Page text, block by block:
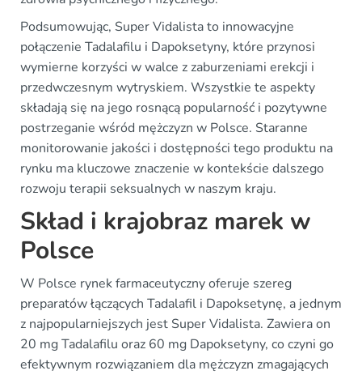
Podsumowując, Super Vidalista to innowacyjne
połączenie Tadalafilu i Dapoksetyny, które przynosi
wymierne korzyści w walce z zaburzeniami erekcji i
przedwczesnym wytryskiem. Wszystkie te aspekty
składają się na jego rosnącą popularność i pozytywne
postrzeganie wśród mężczyzn w Polsce. Staranne
monitorowanie jakości i dostępności tego produktu na
rynku ma kluczowe znaczenie w kontekście dalszego
rozwoju terapii seksualnych w naszym kraju.
Skład i krajobraz marek w
Polsce
W Polsce rynek farmaceutyczny oferuje szereg
preparatów łączących Tadalafil i Dapoksetynę, a jednym
z najpopularniejszych jest Super Vidalista. Zawiera on
20 mg Tadalafilu oraz 60 mg Dapoksetyny, co czyni go
efektywnym rozwiązaniem dla mężczyzn zmagających